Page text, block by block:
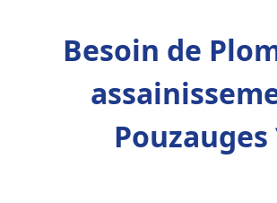
Besoin de
Pouzauges